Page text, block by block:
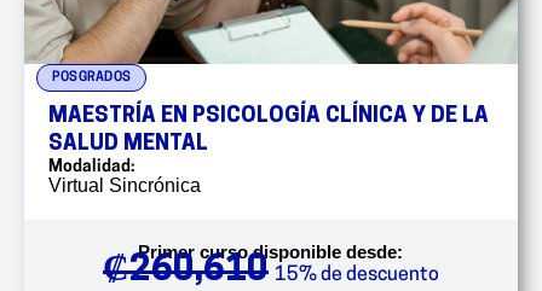
POSGRADOS
MAESTRÍA EN PSICOLOGÍA CLÍNICA Y DE LA
SALUD MENTAL
Modalidad:
Virtual Sincrónica
Primer curso disponible desde:
₡260,610 15% de descuento